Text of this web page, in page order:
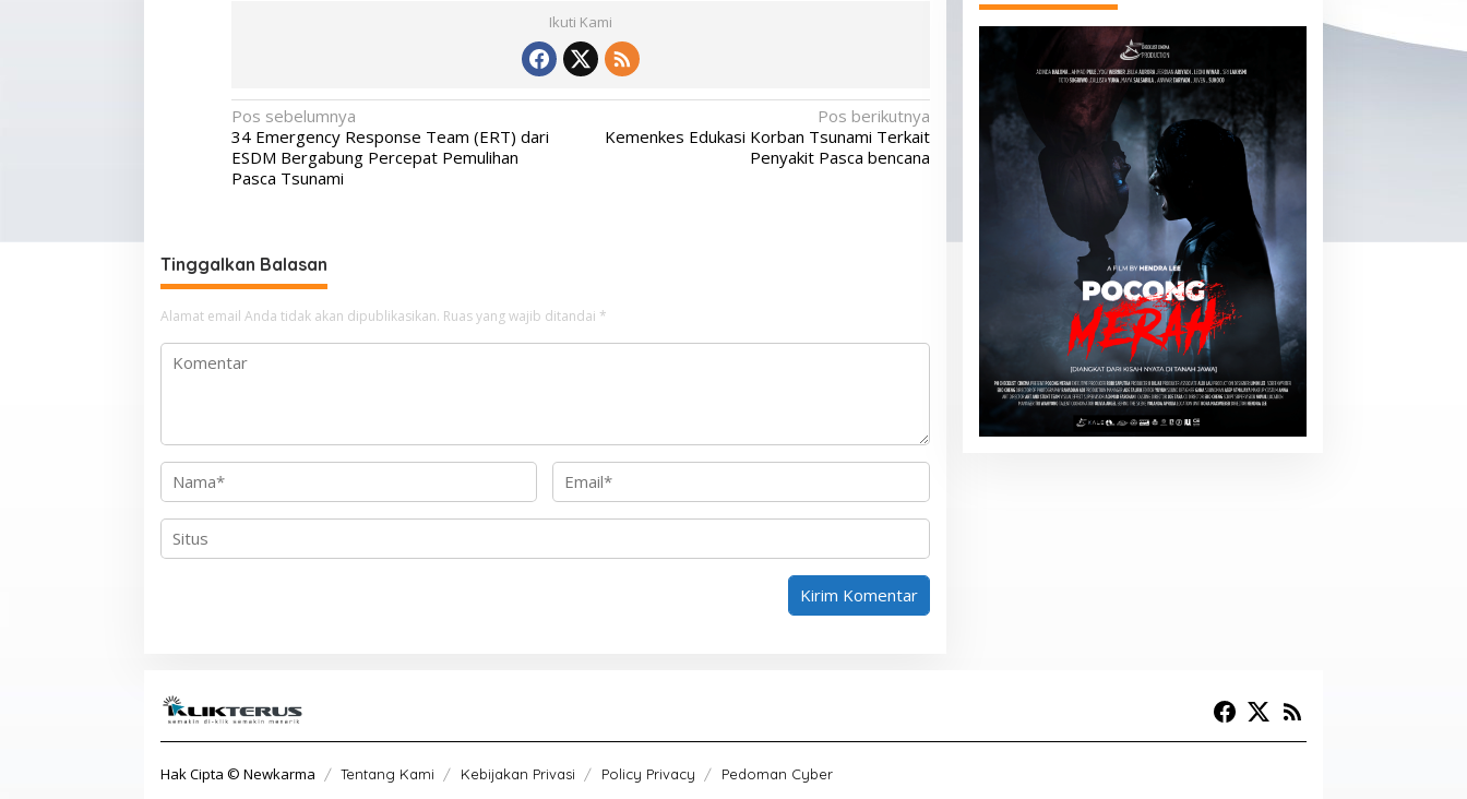
Ikuti Kami
N
a
v
a
s
i
p
Pos sebelumnya
34 Emergency Response Team (ERT) dari
ESDM Bergabung Percepat Pemulihan
Pasca Tsunami
Pos berikutnya
Kemenkes Edukasi Korban Tsunami Terkait
Penyakit Pasca bencana
Tinggalkan Balasan
Alamat email Anda tidak akan dipublikasikan. Ruas yang wajib ditandai *
Hak Cipta © Newkarma Tentang Kami Kebijakan Privasi Policy Privacy Pedoman Cyber